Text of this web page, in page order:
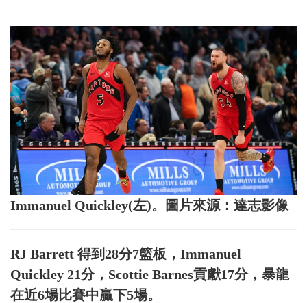
Immanuel Quickley(左)。圖片來源：達志影像
RJ Barrett 得到28分7籃板，Immanuel
Quickley 21分，Scottie Barnes貢獻17分，暴龍
在近6場比賽中贏下5場。